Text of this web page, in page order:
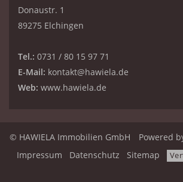
Donaustr. 1
89275 Elchingen
Tel.: 0731 / 80 15 97 71
E-Mail: kontakt@hawiela.de
Web: www.hawiela.de
© HAWIELA Immobilien GmbH
Powered
Impressum
Datenschutz Sitemap